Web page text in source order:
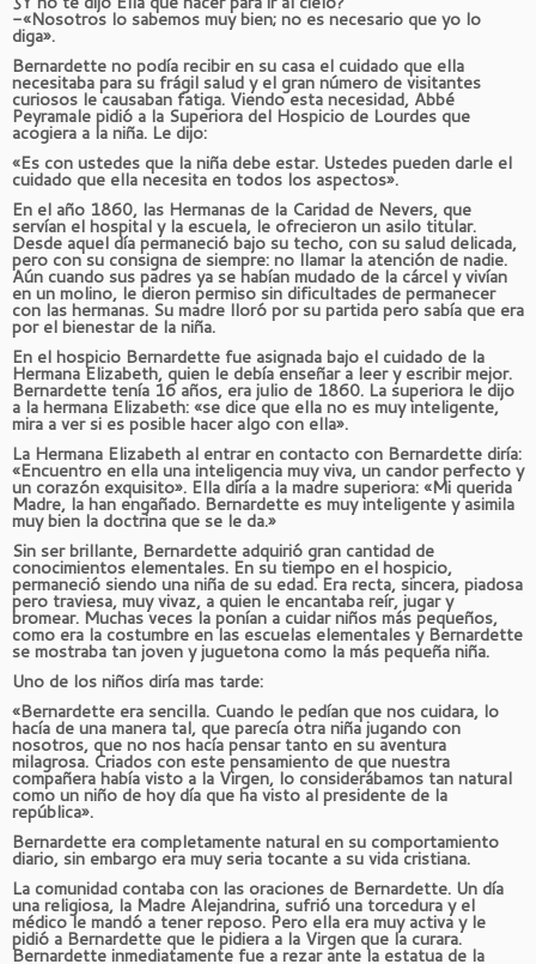
-«Nosotros lo sabemos muy bien; no es necesario que yo lo
diga».
Bernardette no podía recibir en su casa el cuidado que ella
necesitaba para su frágil salud y el gran número de visitantes
curiosos le causaban fatiga. Viendo esta necesidad, Abbé
Peyramale pidió a la Superiora del Hospicio de Lourdes que
acogiera a la niña. Le dijo:
«Es con ustedes que la niña debe estar. Ustedes pueden darle el
cuidado que ella necesita en todos los aspectos».
En el año 1860, las Hermanas de la Caridad de Nevers, que
servían el hospital y la escuela, le ofrecieron un asilo titular.
Desde aquel día permaneció bajo su techo, con su salud delicada,
pero con su consigna de siempre: no llamar la atención de nadie.
Aún cuando sus padres ya se habían mudado de la cárcel y vivían
en un molino, le dieron permiso sin dificultades de permanecer
con las hermanas. Su madre lloró por su partida pero sabía que era
por el bienestar de la niña.
En el hospicio Bernardette fue asignada bajo el cuidado de la
Hermana Elizabeth, quien le debía enseñar a leer y escribir mejor.
Bernardette tenía 16 años, era julio de 1860. La superiora le dijo
a la hermana Elizabeth: «se dice que ella no es muy inteligente,
mira a ver si es posible hacer algo con ella».
La Hermana Elizabeth al entrar en contacto con Bernardette diría:
«Encuentro en ella una inteligencia muy viva, un candor perfecto y
un corazón exquisito». Ella diría a la madre superiora: «Mi querida
Madre, la han engañado. Bernardette es muy inteligente y asimila
muy bien la doctrina que se le da.»
Sin ser brillante, Bernardette adquirió gran cantidad de
conocimientos elementales. En su tiempo en el hospicio,
permaneció siendo una niña de su edad. Era recta, sincera, piadosa
pero traviesa, muy vivaz, a quien le encantaba reír, jugar y
bromear. Muchas veces la ponían a cuidar niños más pequeños,
como era la costumbre en las escuelas elementales y Bernardette
se mostraba tan joven y juguetona como la más pequeña niña.
Uno de los niños diría mas tarde:
«Bernardette era sencilla. Cuando le pedían que nos cuidara, lo
hacía de una manera tal, que parecía otra niña jugando con
nosotros, que no nos hacía pensar tanto en su aventura
milagrosa. Criados con este pensamiento de que nuestra
compañera había visto a la Virgen, lo considerábamos tan natural
como un niño de hoy día que ha visto al presidente de la
república».
Bernardette era completamente natural en su comportamiento
diario, sin embargo era muy seria tocante a su vida cristiana.
La comunidad contaba con las oraciones de Bernardette. Un día
una religiosa, la Madre Alejandrina, sufrió una torcedura y el
médico le mandó a tener reposo. Pero ella era muy activa y le
pidió a Bernardette que le pidiera a la Virgen que la curara.
Bernardette inmediatamente fue a rezar ante la estatua de la